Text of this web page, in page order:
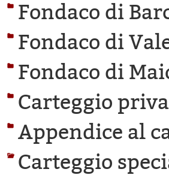
Fondaco di
Fondaco di
Fondaco di
Carteggio
Appendice al
Carteggio